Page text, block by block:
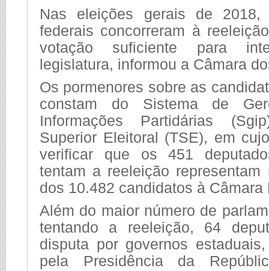
Nas eleições gerais de 2018,
federais concorreram à
votação suficiente para
legislatura, informou a Câmara
Os pormenores sobre as
constam do Sistema de
Informações Partidárias
Superior Eleitoral (TSE), em
verificar que os 451
tentam a reeleição representam
dos 10.482 candidatos à Câmara
Além do maior número de
tentando a reeleição, 64
disputa por governos
pela Presidência da